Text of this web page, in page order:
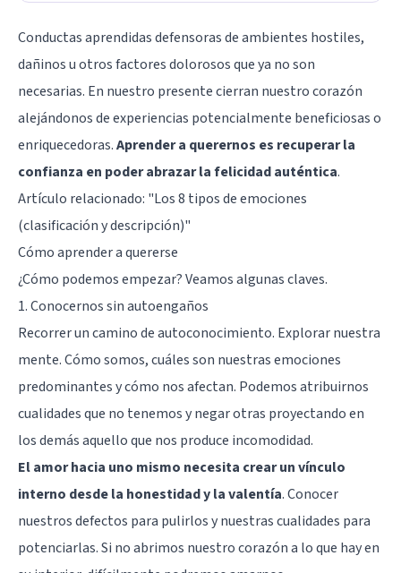
Conductas aprendidas defensoras de ambientes hostiles,
dañinos u otros factores dolorosos que ya no son
necesarias. En nuestro presente cierran nuestro corazón
alejándonos de experiencias potencialmente beneficiosas o
enriquecedoras.Aprender a querernos es recuperar la
confianza en poder abrazar la felicidad auténtica.
Artículo relacionado: "Los 8 tipos de emociones
(clasificación y descripción)"
Cómo aprender a quererse
¿Cómo podemos empezar? Veamos algunas claves.
1. Conocernos sin autoengaños
Recorrer un camino de autoconocimiento. Explorar nuestra
mente. Cómo somos, cuáles son nuestras emociones
predominantes y cómo nos afectan. Podemos atribuirnos
cualidades que no tenemos y negar otras proyectando en
los demás aquello que nos produce incomodidad.
El amor hacia uno mismo necesita crear un vínculo
interno desde la honestidad y la valentía. Conocer
nuestros defectos para pulirlos y nuestras cualidades para
potenciarlas. Si no abrimos nuestro corazón a lo que hay en